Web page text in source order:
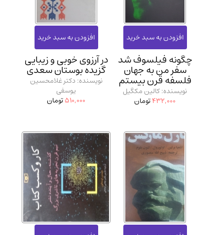
چگونه فیلسوف شد
سفر من به جهان
فلسفه قرن بیستم
نویسنده: کالین مکگیل
432,000تومان
در آرزوی خوبی و زیبایی
گزیده بوستان سعدی
نویسنده: دکتر غلامحسین
یوسفی
510,000تومان